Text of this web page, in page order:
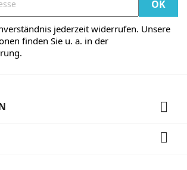
jederzeit widerrufen. Unsere
finden Sie u. a. in der

